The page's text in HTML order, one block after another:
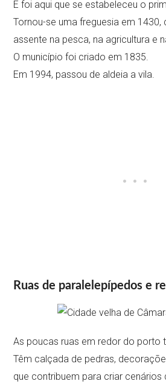
E foi aqui que se estabeleceu o
Tornou-se uma freguesia em
assente na pesca, na agricultura e
O município foi criado em 1835.
Em 1994, passou de aldeia a vila.
Ruas de paralelepípedos e
As poucas ruas em redor do porto
Têm calçada de pedras,
que contribuem para criar